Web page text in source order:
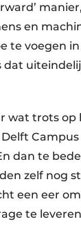
en
te voegen
dat
wat trots op
Campus
dan te
zelf nog
een eer
te